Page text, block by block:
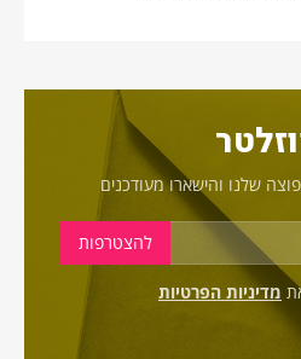
שלנו והישארו מעודכנים
מדיניות הפרטיות